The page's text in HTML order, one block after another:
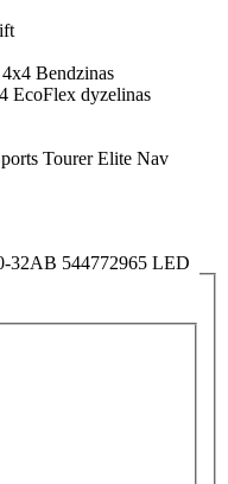
Bendzinas
EcoFlex dyzelinas
Tourer Elite Nav
32AB 544772965 LED